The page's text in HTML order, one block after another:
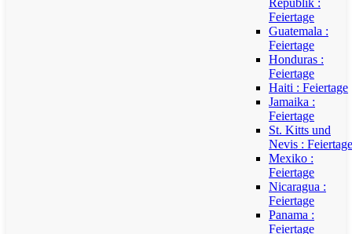
Republik :
Feiertage
Guatemala :
Feiertage
Honduras :
Feiertage
Haiti : Feiertage
Jamaika :
Feiertage
St. Kitts und
Nevis : Feiertage
Mexiko :
Feiertage
Nicaragua :
Feiertage
Panama :
Feiertage